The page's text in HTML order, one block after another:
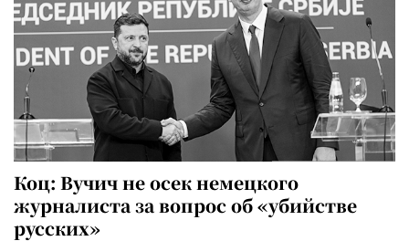
Коц: Вучич не осек немецкого
журналиста за вопрос об «убийстве
русских»